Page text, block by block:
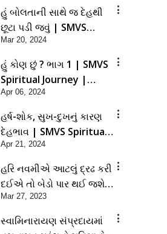
હું બોલતાની સાથે જ દેહથી
છૂટા પડી જવું | SMVS
Spiritual Journey |
Anadimukta Gyan
Mar 20, 2024
હું કોણ છું ? ભાગ 1 | SMVS
Spiritual Journey |
Anadimukta Gyan
Apr 06, 2024
હર્ષ-શોક, સુખ-દુખનું કારણ
દેહભાવ | SMVS Spiritual
Journey | Anadimukta
Gyan
Apr 21, 2024
હરિ નવમીએ આટલું દ્રઢ કરી
દઈએ તો બેડો પાર થઈ જશે..
| Hari Navmi 2023 |
Swaninarayan | SMVS |
Mar 27, 2023
સ્વામિનારાયણ સંપ્રદાયમાં